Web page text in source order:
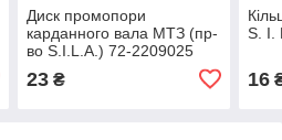
Диск промопори
карданного вала МТЗ (пр-
во S.I.L.A.) 72-2209025
23₴
S. I.
16